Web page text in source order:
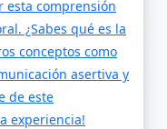
esta comprensión
¿Sabes qué es la
conceptos como
asertiva y
de este
experiencia!